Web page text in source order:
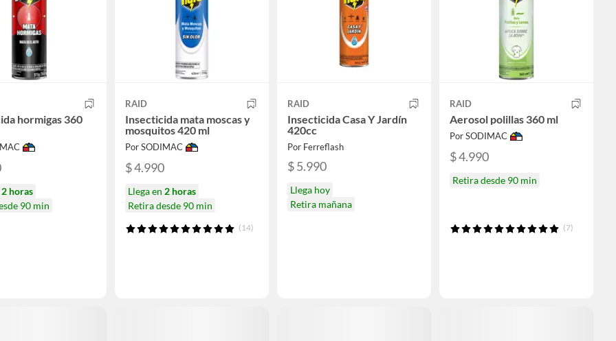
hormigas 360
2 horas
90 min
RAID
Insecticida mata moscas y
mosquitos 420 ml
Por SODIMAC
$ 4.990
Llega en 2 horas
Retira desde 90 min
(14)
RAID
Insecticida Casa Y Jardín
420cc
Por Ferreflash
$ 5.990
Llega hoy
Retira mañana
RAID
Aerosol polillas 360 ml
Por SODIMAC
$ 4.990
Retira desde 90 min
(7)